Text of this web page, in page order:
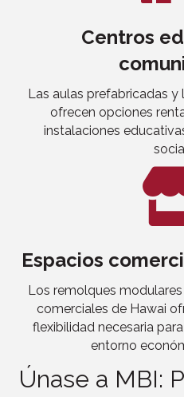
Centros
Las aulas prefabricadas
ofrecen opciones
instalaciones
Espacios
Los remolques
comerciales de Hawai
flexibilidad necesaria
entorno
Únase a MBI: